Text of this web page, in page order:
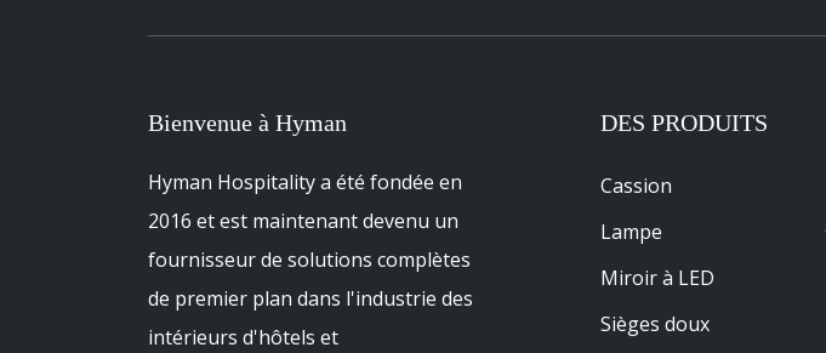
Bienvenue à Hyman
Hyman Hospitality a été fondée en
2016 et est maintenant devenu un
fournisseur de solutions complètes
de premier plan dans l'industrie des
intérieurs d'hôtels et
DES PRODUITS
Cassion
Lampe
Miroir à LED
Sièges doux